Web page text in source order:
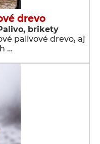
drevo
brikety
palivové drevo, aj
…